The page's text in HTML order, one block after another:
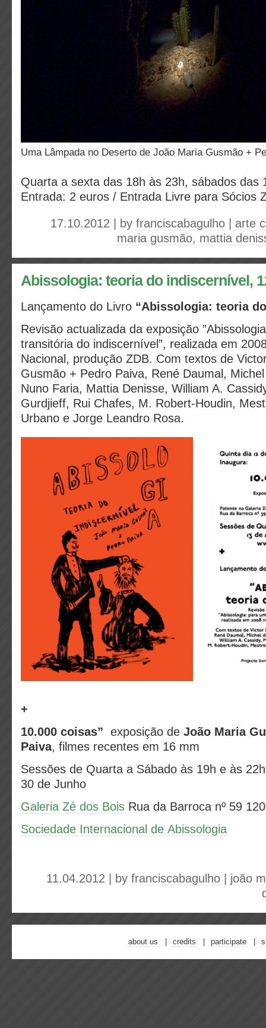
Uma Lâmpada no Deserto de João Maria Gusmão +
Quarta a sexta das 18h às 23h, sábados das
Entrada: 2 euros / Entrada Livre para Sócios
17.10.2012 | by franciscabagulho
arte
maria gusmão, mattia
Abissologia: teoria do indiscernível,
Lançamento do Livro “Abissologia: teoria
Revisão actualizada da exposição
transitória do indiscernível”, realizada em
Nacional, produção ZDB. Com textos de
Gusmão + Pedro Paiva, René Daumal,
Nuno Faria, Mattia Denisse, William A.
Gurdjieff, Rui Chafes, M. Robert-Houdin,
Urbano e Jorge Leandro Rosa.
+
10.000 coisas” exposição de João Maria
Paiva, filmes recentes em 16 mm
Sessões de Quarta a Sábado às 19h e às
30 de Junho
Galeria Zé dos Bois Rua da Barroca nº 59
Sociedade Internacional de Abissologia
11.04.2012 | by franciscabagulho
joão
about us credits participate